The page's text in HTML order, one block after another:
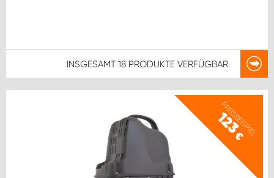
INSGESAMT 18 PRODUKTE VERFÜGBAR
PREISBEISPIEL
123
€